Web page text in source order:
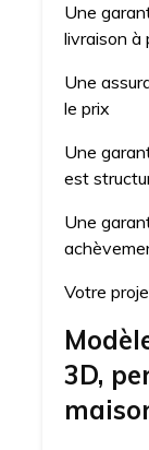
Une
livraison à
Une
le prix
Une
est
Une
Votre
3D,